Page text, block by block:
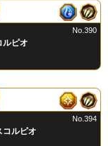
ルピオ
No.390
コルピオ
No.394